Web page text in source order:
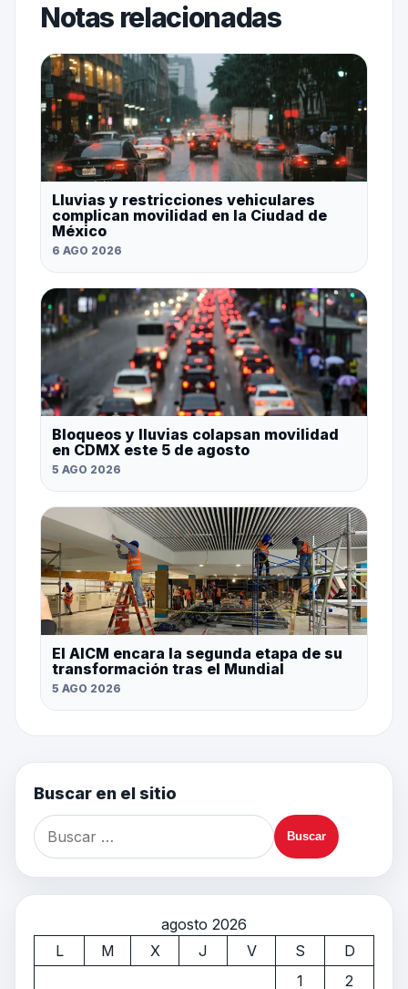
Notas relacionadas
Lluvias y restricciones vehiculares
complican movilidad en la Ciudad de
México
6 AGO 2026
Bloqueos y lluvias colapsan movilidad
en CDMX este 5 de agosto
5 AGO 2026
El AICM encara la segunda etapa de su
transformación tras el Mundial
5 AGO 2026
Buscar en el sitio
agosto 2026
L
M X J V S
D
1
2